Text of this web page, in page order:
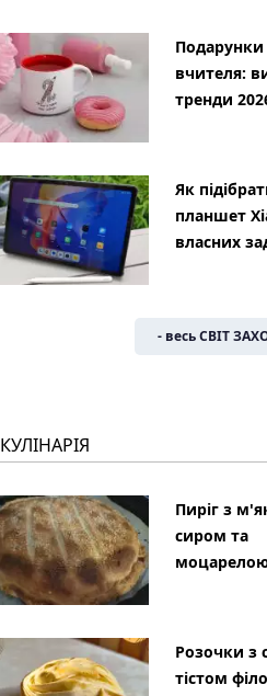
вчителя:
тренди
Як
планшет
власних
- весь СВІТ
КУЛІНАРІЯ
Пиріг з
сиром та
Розочки з
тістом філо